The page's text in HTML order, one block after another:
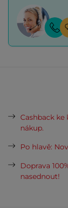
Cashback
nákup.
Po hlavě:
Doprava
nasednout!